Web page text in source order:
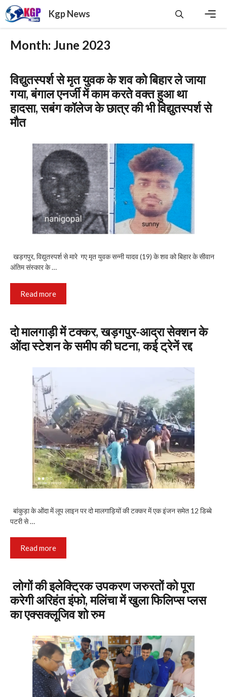
Skip
to
content
Kgp News
Month: June 2023
विद्युतस्पर्श से मृत युवक के शव को बिहार ले जाया
गया, बंगाल एनर्जी में काम करते वक्त हुआ था
हादसा, सबंग कॉलेज के छात्र की भी विद्युतस्पर्श से
मौत
खड़गपुर, विद्युतस्पर्श से मारे गए मृत युवक सन्नी यादव (19) के शव को बिहार के सीवान
अंतिम संस्कार के …
Read more
दो मालगाड़ी में टक्कर, खड़गपुर-आद्रा सेक्शन के
ओंदा स्टेशन के समीप की घटना, कई ट्रेनें रद्द
बांकुड़ा के ओंदा में लूप लाइन पर दो मालगाड़ियों की टक्कर में एक इंजन समेत 12 डिब्बे
पटरी से …
Read more
लोगों की इलेक्ट्रिक उपकरण जरुरतों को पूरा
करेगी अरिहंत इंफो, मलिंचा में खुला फिलिप्स प्लस
का एक्सक्लूजिव शो रुम